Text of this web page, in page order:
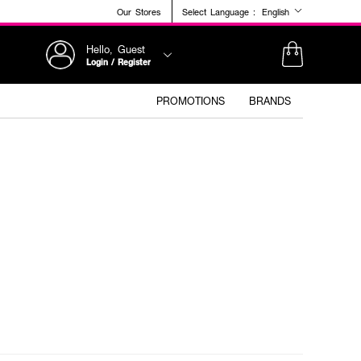
Our Stores Select Language : English
Hello, Guest
Login / Register
PROMOTIONS BRANDS